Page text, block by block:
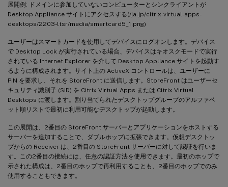
展開例: ドメインに参加していないコンピューターとシンクライアントが
Desktop Appliance サイトにアクセスする(/ja-jp/citrix-virtual-apps-
desktops/2203-ltsr/media/smartcard5_1.png)
ユーザーはスマートカードを使用してデバイスにログオンします。デバイス
で Desktop Lock が実行されている場合、デバイスはキオスクモードで実行
されている Internet Explorer を介して Desktop Appliance サイトを起動す
るように構成されます。サイト上の ActiveX コントロールは、ユーザーに
PIN を要求し、それを StoreFront に送信します。StoreFront はユーザーセ
キュリティ識別子 (SID) を Citrix Virtual Apps または Citrix Virtual
Desktops に渡します。割り当てられたデスクトップグループのアルファベ
ット順リストで最初に利用可能なデスクトップが起動します。
この展開は、2番目の StoreFront サーバーとアプリケーションをホストする
サーバーを追加することで、ダブルホップに拡張できます。仮想デスクトッ
プからの Receiver は、2番目の StoreFront サーバーに対して認証を行いま
す。この2番目の接続には、任意の認証方法を使用できます。最初のホップで
示された構成は、2番目のホップで再利用することも、2番目のホップでのみ
使用することもできます。